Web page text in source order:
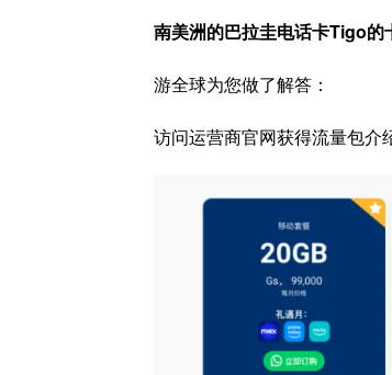
南美洲的巴拉圭电话卡Tigo的
游全球为您做了解答：
访问运营商官网获得流量包介